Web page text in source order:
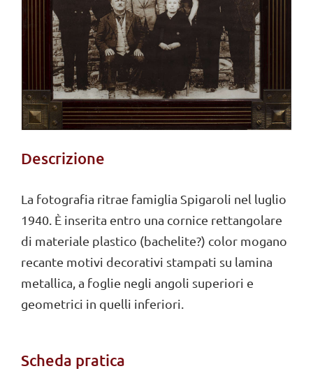
Descrizione
La fotografia ritrae famiglia Spigaroli nel luglio
1940. È inserita entro una cornice rettangolare
di materiale plastico (bachelite?) color mogano
recante motivi decorativi stampati su lamina
metallica, a foglie negli angoli superiori e
geometrici in quelli inferiori.
Scheda pratica